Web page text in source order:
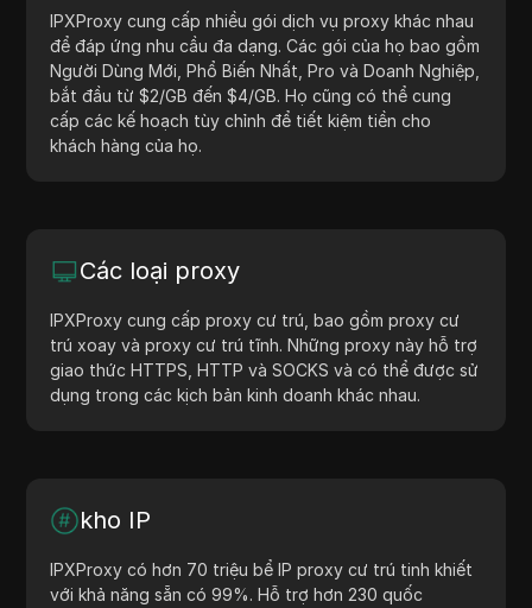
IPXProxy cung cấp nhiều gói dịch vụ proxy khác nhau
để đáp ứng nhu cầu đa dạng. Các gói của họ bao gồm
Người Dùng Mới, Phổ Biến Nhất, Pro và Doanh Nghiệp,
bắt đầu từ $2/GB đến $4/GB. Họ cũng có thể cung
cấp các kế hoạch tùy chỉnh để tiết kiệm tiền cho
khách hàng của họ.
Các loại proxy
IPXProxy cung cấp proxy cư trú, bao gồm proxy cư
trú xoay và proxy cư trú tĩnh. Những proxy này hỗ trợ
giao thức HTTPS, HTTP và SOCKS và có thể được sử
dụng trong các kịch bản kinh doanh khác nhau.
kho IP
IPXProxy có hơn 70 triệu bể IP proxy cư trú tinh khiết
với khả năng sẵn có 99%. Hỗ trợ hơn 230 quốc